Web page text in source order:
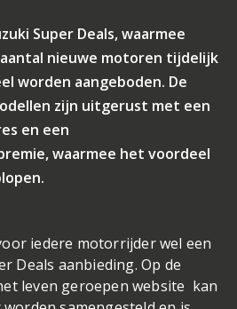
Super Deals, waarmee
nieuwe motoren tijdelijk
worden aangeboden. De
zijn uitgerust met een
en een
waarmee het voordeel
iedere motorrijder wel een
Deals aanbieding. Op de
leven geroepen website kan